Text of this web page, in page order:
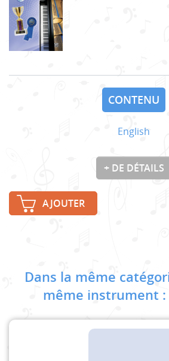
CONTENU
English
+ DE DÉTAILS
AJOUTER
Dans la même
même instrument :